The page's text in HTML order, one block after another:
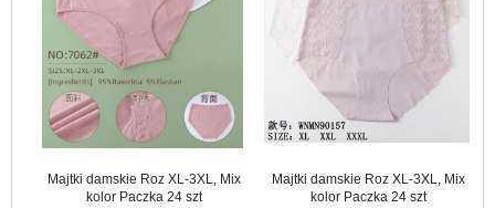
Majtki damskie Roz XL-3XL, Mix
kolor Paczka 24 szt
Majtki damskie Roz XL-3XL, Mix
kolor Paczka 24 szt